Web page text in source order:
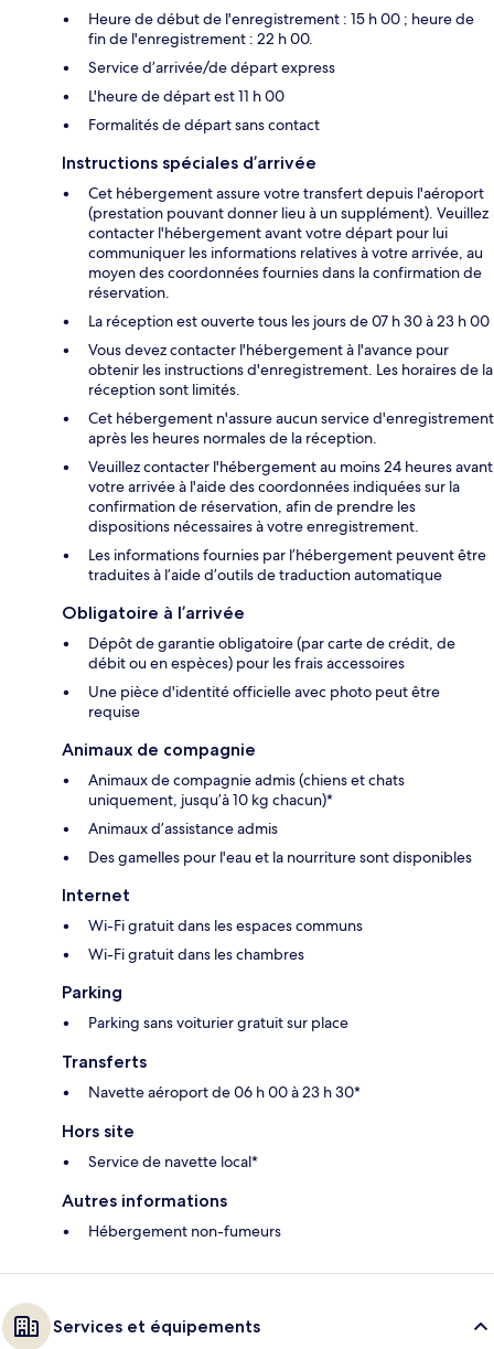
Heure de début de l'enregistrement : 15 h 00 ; heure de
fin de l'enregistrement : 22 h 00.
Service d’arrivée/de départ express
L'heure de départ est 11 h 00
Formalités de départ sans contact
Instructions spéciales d’arrivée
Cet hébergement assure votre transfert depuis l'aéroport
(prestation pouvant donner lieu à un supplément). Veuillez
contacter l'hébergement avant votre départ pour lui
communiquer les informations relatives à votre arrivée, au
moyen des coordonnées fournies dans la confirmation de
réservation.
La réception est ouverte tous les jours de 07 h 30 à 23 h 00
Vous devez contacter l'hébergement à l'avance pour
obtenir les instructions d'enregistrement. Les horaires de la
réception sont limités.
Cet hébergement n'assure aucun service d'enregistrement
après les heures normales de la réception.
Veuillez contacter l'hébergement au moins 24 heures avant
votre arrivée à l'aide des coordonnées indiquées sur la
confirmation de réservation, afin de prendre les
dispositions nécessaires à votre enregistrement.
Les informations fournies par l’hébergement peuvent être
traduites à l’aide d’outils de traduction automatique
Obligatoire à l’arrivée
Dépôt de garantie obligatoire (par carte de crédit, de
débit ou en espèces) pour les frais accessoires
Une pièce d'identité officielle avec photo peut être
requise
Animaux de compagnie
Animaux de compagnie admis (chiens et chats
uniquement, jusqu’à 10 kg chacun)*
Animaux d’assistance admis
Des gamelles pour l'eau et la nourriture sont disponibles
Internet
Wi-Fi gratuit dans les espaces communs
Wi-Fi gratuit dans les chambres
Parking
Parking sans voiturier gratuit sur place
Transferts
Navette aéroport de 06 h 00 à 23 h 30*
Hors site
Service de navette local*
Autres informations
Hébergement non-fumeurs
Services et équipements